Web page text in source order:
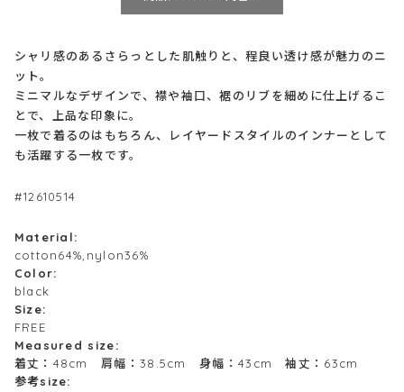
シャリ感のあるさらっとした肌触りと、程良い透け感が魅力のニ
ット。
ミニマルなデザインで、襟や袖口、裾のリブを細めに仕上げるこ
とで、上品な印象に。
一枚で着るのはもちろん、レイヤードスタイルのインナーとして
も活躍する一枚です。
#12610514
Material:
cotton64%,nylon36%
Color:
black
Size:
FREE
Measured size:
着丈：48cm 肩幅：38.5cm 身幅：43cm 袖丈：63cm
参考size: